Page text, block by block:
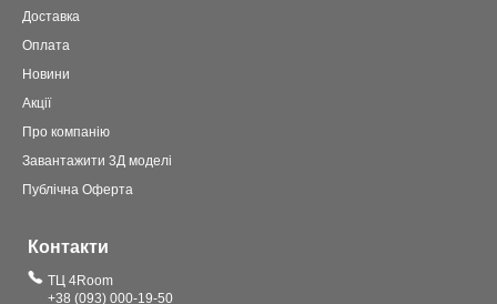
Доставка
Оплата
Новини
Акції
Про компанію
Завантажити 3Д моделі
Публічна Оферта
Контакти
ТЦ 4Room
+38 (093) 000-19-50